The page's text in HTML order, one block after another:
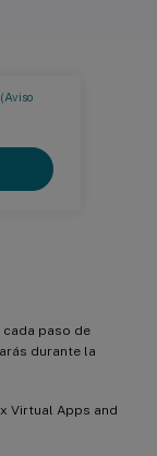
(Aviso
paso de
durante la
Virtual Apps and